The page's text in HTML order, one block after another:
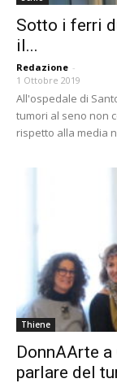
Sotto i ferri
il...
Redazione -
1 Ottobre 2019
All'ospedale di
tumori al seno non
rispetto alla media
Thiene
DonnAArte
parlare del